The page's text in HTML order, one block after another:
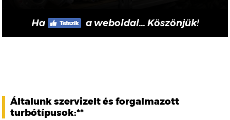
Ha a weboldal... Köszönjük!
Általunk szervizelt és forgalmazott
turbótípusok:**